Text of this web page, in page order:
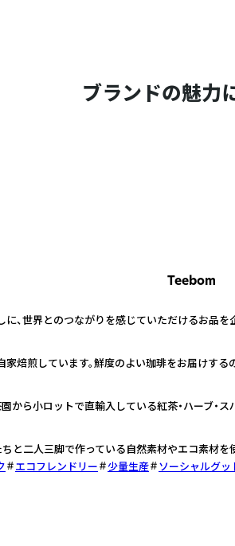
ブランドの魅力
Teebom
、世界とのつながりを感じていただけるお品を
焙煎しています。鮮度のよい珈琲をお届けする
ら小ロットで直輸入している紅茶・ハーブ・ス
と二人三脚で作っている自然素材やエコ素材を
エコフレンドリー 少量生産 ソーシャルグッ